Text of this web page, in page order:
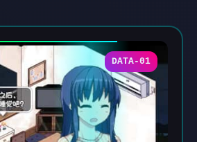
DATA-01